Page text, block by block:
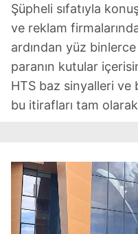
Şüpheli sıfatıyla
ve reklam
ardından yüz
paranın kutular
HTS baz sinyalleri ve
bu itirafları tam